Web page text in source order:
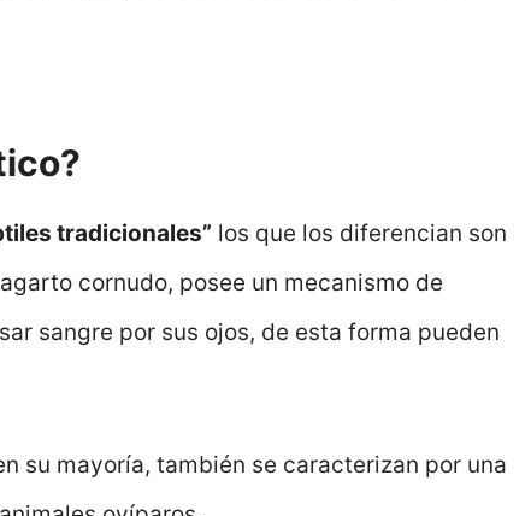
tradicionales” los que los diferencian son
cornudo, posee un mecanismo de
sangre por sus ojos, de esta forma pueden
su mayoría, también se caracterizan por una